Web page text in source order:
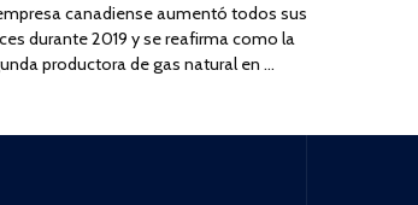
canadiense aumentó todos sus
durante 2019 y se reafirma como la
productora de gas natural en …